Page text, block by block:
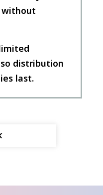
without
distribution
last.